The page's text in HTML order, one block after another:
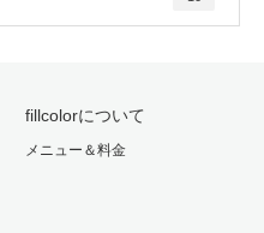
fillcolorについて
メニュー＆料金